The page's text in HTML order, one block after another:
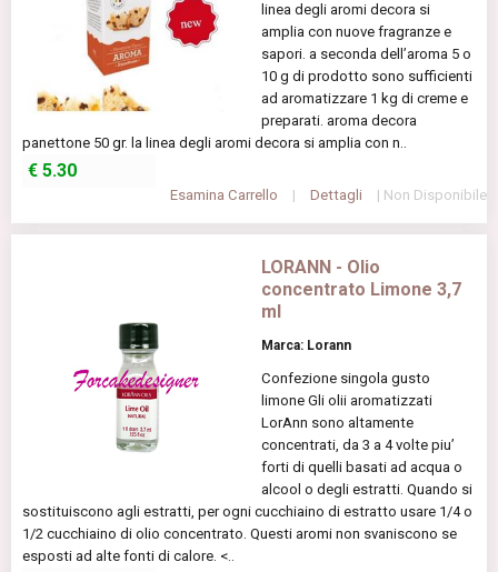
linea degli aromi decora si
amplia con nuove fragranze e
sapori. a seconda dell’aroma 5 o
10 g di prodotto sono sufficienti
ad aromatizzare 1 kg di creme e
preparati. aroma decora
panettone 50 gr. la linea degli aromi decora si amplia con n..
€ 5.30
Esamina Carrello | Dettagli | Non Disponibile
LORANN - Olio
concentrato Limone 3,7
ml
Marca: Lorann
Confezione singola gusto
limone Gli olii aromatizzati
LorAnn sono altamente
concentrati, da 3 a 4 volte piu’
forti di quelli basati ad acqua o
alcool o degli estratti. Quando si
sostituiscono agli estratti, per ogni cucchiaino di estratto usare 1/4 o
1/2 cucchiaino di olio concentrato. Questi aromi non svaniscono se
esposti ad alte fonti di calore. <..